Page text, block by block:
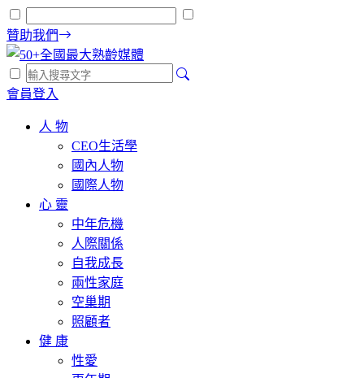
贊助我們
會員登入
人 物
CEO生活學
國內人物
國際人物
心 靈
中年危機
人際關係
自我成長
兩性家庭
空巢期
照顧者
健 康
性愛